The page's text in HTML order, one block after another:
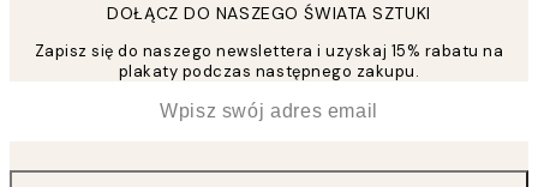
DOŁĄCZ DO NASZEGO ŚWIATA SZTUKI
Zapisz się do naszego newslettera i uzyskaj 15% rabatu na
plakaty podczas następnego zakupu.